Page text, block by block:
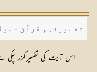
تفسیرفہم قرآن -
اس آیت کی تفسیرگزر چکی